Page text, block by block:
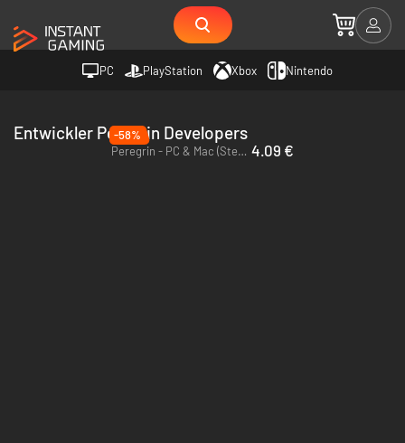
PC PlayStation Xbox Nintendo
Entwickler Peregrin Developers
-58%
Peregrin - PC & Mac (Steam) 4.09 €